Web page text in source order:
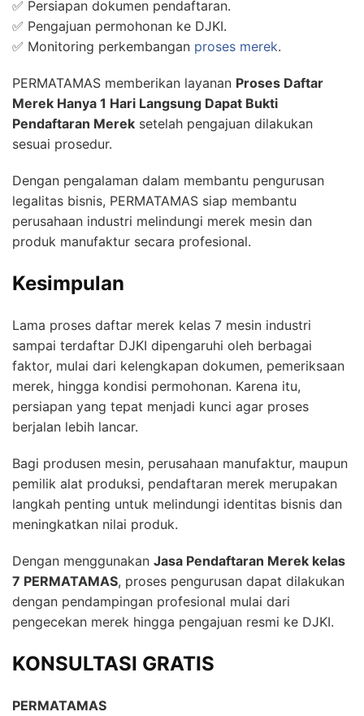
✅ Persiapan dokumen pendaftaran.
✅ Pengajuan permohonan ke DJKI.
✅ Monitoring perkembangan proses merek.
PERMATAMAS memberikan layanan Proses Daftar
Merek Hanya 1 Hari Langsung Dapat Bukti
Pendaftaran Merek setelah pengajuan dilakukan
sesuai prosedur.
Dengan pengalaman dalam membantu pengurusan
legalitas bisnis, PERMATAMAS siap membantu
perusahaan industri melindungi merek mesin dan
produk manufaktur secara profesional.
Kesimpulan
Lama proses daftar merek kelas 7 mesin industri
sampai terdaftar DJKI dipengaruhi oleh berbagai
faktor, mulai dari kelengkapan dokumen, pemeriksaan
merek, hingga kondisi permohonan. Karena itu,
persiapan yang tepat menjadi kunci agar proses
berjalan lebih lancar.
Bagi produsen mesin, perusahaan manufaktur, maupun
pemilik alat produksi, pendaftaran merek merupakan
langkah penting untuk melindungi identitas bisnis dan
meningkatkan nilai produk.
Dengan menggunakan Jasa Pendaftaran Merek kelas
7 PERMATAMAS, proses pengurusan dapat dilakukan
dengan pendampingan profesional mulai dari
pengecekan merek hingga pengajuan resmi ke DJKI.
KONSULTASI GRATIS
PERMATAMAS